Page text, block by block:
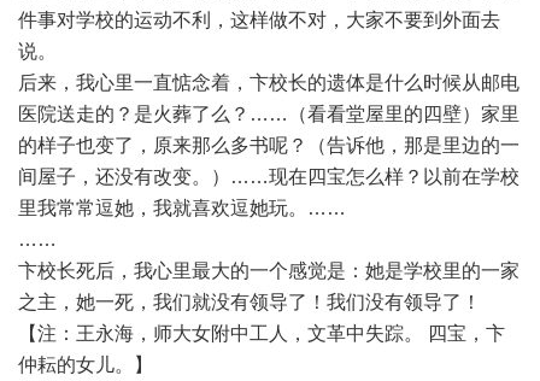
件事对学校的运动不利，这样做不对，大家不要到外面去
说。
后来，我心里一直惦念着，卞校长的遗体是什么时候从邮电
医院送走的？是火葬了么？……（看看堂屋里的四壁）家里
的样子也变了，原来那么多书呢？（告诉他，那是里边的一
间屋子，还没有改变。）……现在四宝怎么样？以前在学校
里我常常逗她，我就喜欢逗她玩。……
……
卞校长死后，我心里最大的一个感觉是：她是学校里的一家
之主，她一死，我们就没有领导了！我们没有领导了！
【注：王永海，师大女附中工人，文革中失踪。 四宝，卞
仲耘的女儿。】